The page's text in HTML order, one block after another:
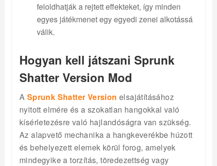
feloldhatják a rejtett effekteket, így minden
egyes játékmenet egy egyedi zenei alkotássá
válik.
Hogyan kell játszani Sprunk
Shatter Version Mod
A Sprunk Shatter Version elsajátításához
nyitott elmére és a szokatlan hangokkal való
kísérletezésre való hajlandóságra van szükség.
Az alapvető mechanika a hangkeverékbe húzott
és behelyezett elemek körül forog, amelyek
mindegyike a torzítás, töredezettség vagy